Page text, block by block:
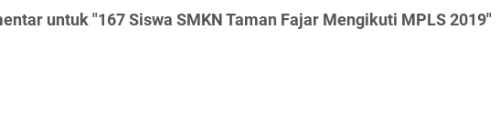
untuk "167 Siswa SMKN Taman Fajar Mengikuti MPLS 2019"